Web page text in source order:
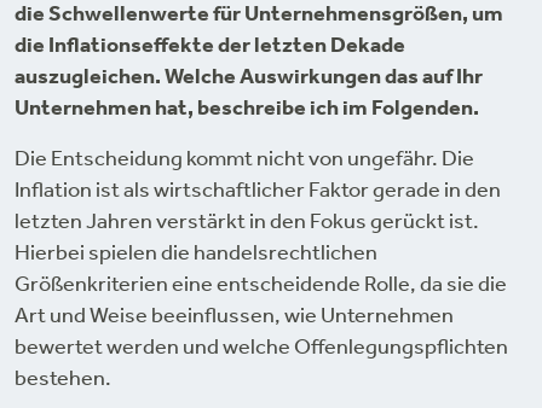
die Schwellenwerte für Unternehmensgrößen, um
die Inflationseffekte der letzten Dekade
auszugleichen. Welche Auswirkungen das auf Ihr
Unternehmen hat, beschreibe ich im Folgenden.
Die Entscheidung kommt nicht von ungefähr. Die
Inflation ist als wirtschaftlicher Faktor gerade in den
letzten Jahren verstärkt in den Fokus gerückt ist.
Hierbei spielen die handelsrechtlichen
Größenkriterien eine entscheidende Rolle, da sie die
Art und Weise beeinflussen, wie Unternehmen
bewertet werden und welche Offenlegungspflichten
bestehen.